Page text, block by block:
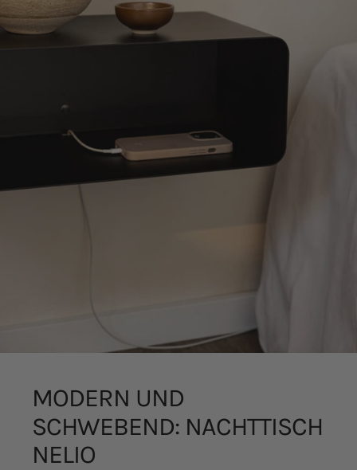
weiteren Daten zusammen, die Sie ihnen bereitgestellt
haben oder die sie im Rahmen Ihrer Nutzung der Dienste
MODERN UND
SCHWEBEND: NACHTTISCH
NELIO